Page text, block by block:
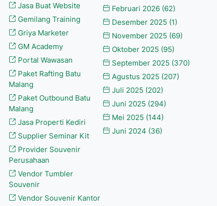
Jasa Buat Website
Gemilang Training
Griya Marketer
GM Academy
Portal Wawasan
Paket Rafting Batu
Malang
Paket Outbound Batu
Malang
Jasa Properti Kediri
Supplier Seminar Kit
Provider Souvenir
Perusahaan
Vendor Tumbler
Souvenir
Vendor Souvenir Kantor
Februari 2026 (62)
Desember 2025 (1)
November 2025 (69)
Oktober 2025 (95)
September 2025 (370)
Agustus 2025 (207)
Juli 2025 (202)
Juni 2025 (294)
Mei 2025 (144)
Juni 2024 (36)